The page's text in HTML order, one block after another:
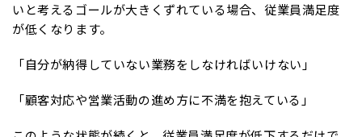
いと考えるゴールが大きくずれている場合、従業員満足度
が低くなります。
「自分が納得していない業務をしなければいけない」
「顧客対応や営業活動の進め方に不満を抱えている」